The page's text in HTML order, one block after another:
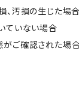
、汚損の生じた場合
ていない場合
ご確認された場合